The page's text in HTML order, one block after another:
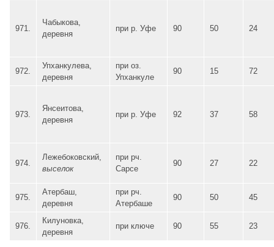
971.
Чабыкова,
деревня
при р. Уфе 90 50 24
972.
Упханкулева,
деревня
при оз.
Упханкуле
90 15 72
973.
Янсеитова,
деревня
при р. Уфе 92 37 58
974.
Лежебоковский,
выселок
при рч.
Сарсе
90 27 22
975.
Атербаш,
деревня
при рч.
Атербаше
90 50 45
976.
Килуновка,
деревня
при ключе 90 55 23